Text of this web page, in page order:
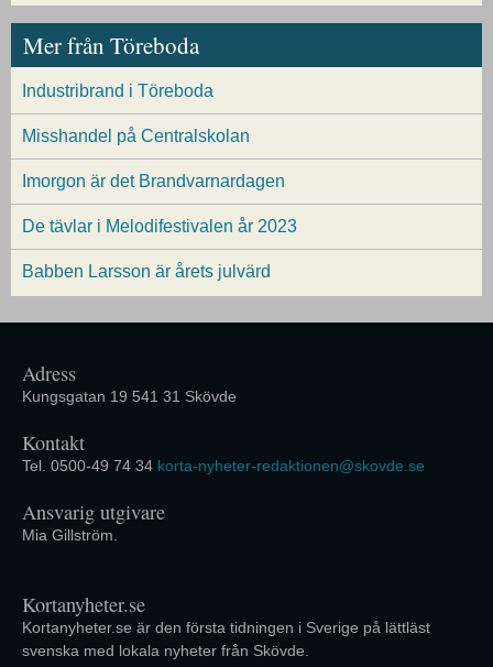
Mer från Töreboda
Industribrand i Töreboda
Misshandel på Centralskolan
Imorgon är det Brandvarnardagen
De tävlar i Melodifestivalen år 2023
Babben Larsson är årets julvärd
Adress
Kungsgatan 19 541 31 Skövde
Kontakt
Tel. 0500-49 74 34 korta-nyheter-redaktionen@skovde.se
Ansvarig utgivare
Mia Gillström.
Kortanyheter.se
Kortanyheter.se är den första tidningen i Sverige på lättläst
svenska med lokala nyheter från Skövde.